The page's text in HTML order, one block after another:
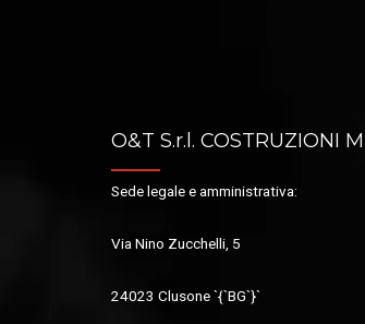
O&T S.r.l. COSTRUZIONI
Sede legale e amministrativa:
Via Nino Zucchelli, 5
24023 Clusone `{`BG`}`